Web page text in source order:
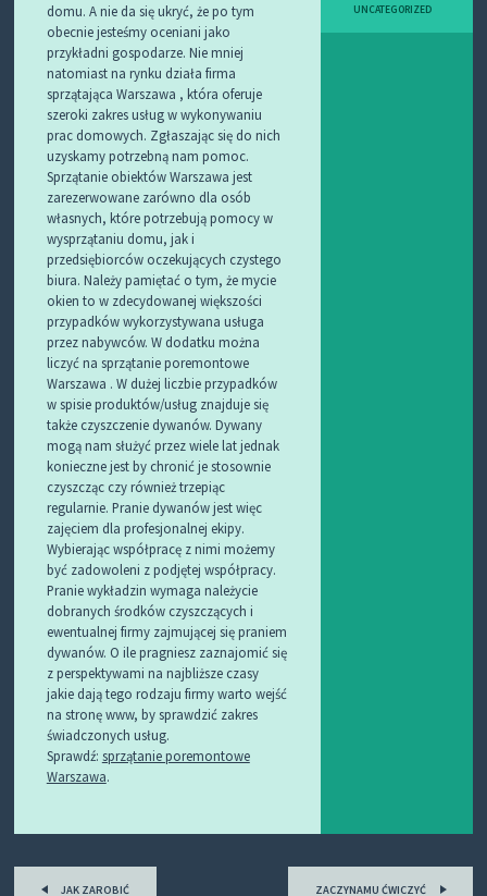
domu. A nie da się ukryć, że po tym
obecnie jesteśmy oceniani jako
przykładni gospodarze. Nie mniej
natomiast na rynku działa firma
sprzątająca Warszawa , która oferuje
szeroki zakres usług w wykonywaniu
prac domowych. Zgłaszając się do nich
uzyskamy potrzebną nam pomoc.
Sprzątanie obiektów Warszawa jest
zarezerwowane zarówno dla osób
własnych, które potrzebują pomocy w
wysprzątaniu domu, jak i
przedsiębiorców oczekujących czystego
biura. Należy pamiętać o tym, że mycie
okien to w zdecydowanej większości
przypadków wykorzystywana usługa
przez nabywców. W dodatku można
liczyć na sprzątanie poremontowe
Warszawa . W dużej liczbie przypadków
w spisie produktów/usług znajduje się
także czyszczenie dywanów. Dywany
mogą nam służyć przez wiele lat jednak
konieczne jest by chronić je stosownie
czyszcząc czy również trzepiąc
regularnie. Pranie dywanów jest więc
zajęciem dla profesjonalnej ekipy.
Wybierając współpracę z nimi możemy
być zadowoleni z podjętej współpracy.
Pranie wykładzin wymaga należycie
dobranych środków czyszczących i
ewentualnej firmy zajmującej się praniem
dywanów. O ile pragniesz zaznajomić się
z perspektywami na najbliższe czasy
jakie dają tego rodzaju firmy warto wejść
na stronę www, by sprawdzić zakres
świadczonych usług.
Sprawdź: sprzątanie poremontowe
Warszawa.
UNCATEGORIZED
PostJAK ZAROBIĆ ZACZYNAMU ĆWICZYĆ